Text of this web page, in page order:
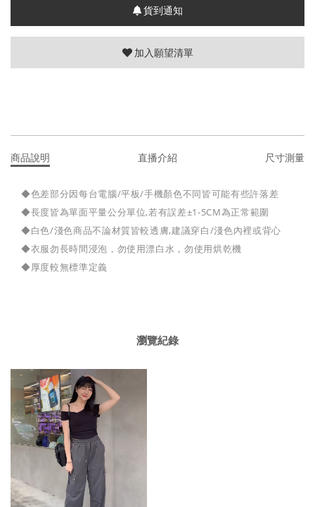
貨到通知
加入願望清單
商品說明 直播介紹 尺寸測量
◆色差部分因每台電腦/平板/手機顏色不同皆可能有些許落差
◆長度皆為單面平量公分單位,若有誤差±1-5CM為正常範圍
◆白色/淺色商品不論材質皆較透膚,建議穿白/淺色內裡或背心
◆衣服勿長時間浸泡，勿使用漂白水，勿使用烘乾機
◆厚度較無標準定義
瀏覽紀錄